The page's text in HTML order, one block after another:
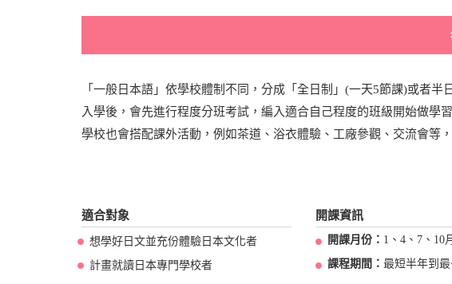
「一般日本語」依學校體制不同，分成「全日制」(一天5節課)或者
入學後，會先進行程度分班考試，編入適合自己程度的班級開始做學
學校也會搭配課外活動，例如茶道、浴衣體驗、工廠參觀、交流會等
適合對象
想學好日文並充份體驗日本文化者
計畫就讀日本專門學校者
開課資訊
開課月份： 1、4、7、10
課程期間： 最短半年到